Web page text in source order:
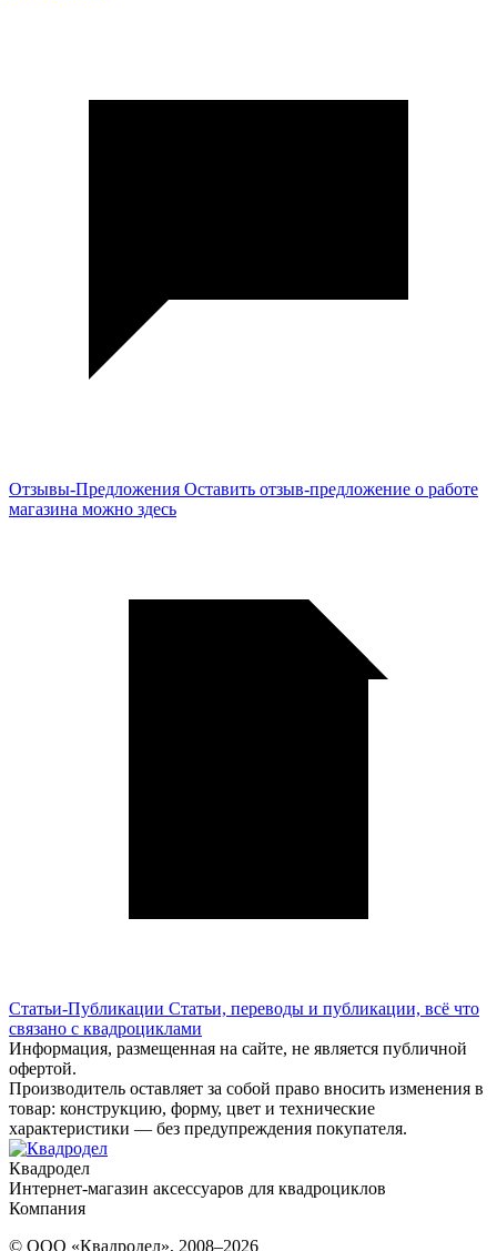
Отзывы-Предложения Оставить отзыв-предложение о работе
магазина можно здесь
Статьи-Публикации Статьи, переводы и публикации, всё что
связано с квадроциклами
Информация, размещенная на сайте, не является публичной
офертой.
Производитель оставляет за собой право вносить изменения в
товар: конструкцию, форму, цвет и технические
характеристики — без предупреждения покупателя.
Квадродел
Интернет-магазин аксессуаров для квадроциклов
Компания
© ООО «Квадродел», 2008–2026